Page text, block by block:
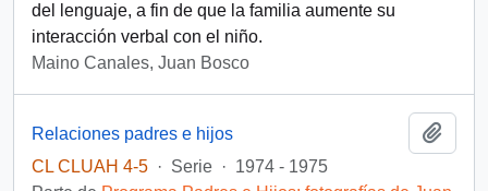
del lenguaje, a fin de que la familia aumente su
interacción verbal con el niño.
Maino Canales, Juan Bosco
Relaciones padres e hijos
CL CLUAH 4-5 · Serie · 1974 - 1975